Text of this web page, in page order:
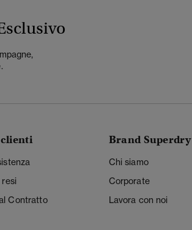
resi
Contratto
Brand Superdry
Chi siamo
Corporate
Lavora con noi